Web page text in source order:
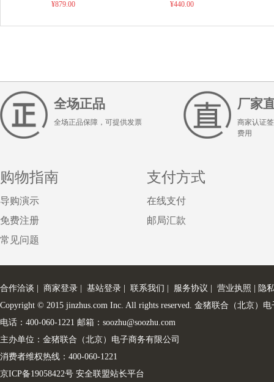
提！！
¥879.00 到市县自提，请知悉！
¥440.00
全场正品
全场正品保障，可提供发票
厂家
商家认证
费用
购物指南
导购演示
免费注册
常见问题
支付方式
在线支付
邮局汇款
合作洽谈 商家登录 基站登录 联系我们 服务协议 营业执照
隐
Copyright © 2015 jinzhus.com Inc. All rights reserved. 金猪联合（北京）
电话：400-060-1221 邮箱：soozhu@soozhu.com
主办单位：金猪联合（北京）电子商务有限公司
消费者维权热线：400-060-1221
京ICP备19058422号 安全联盟站长平台